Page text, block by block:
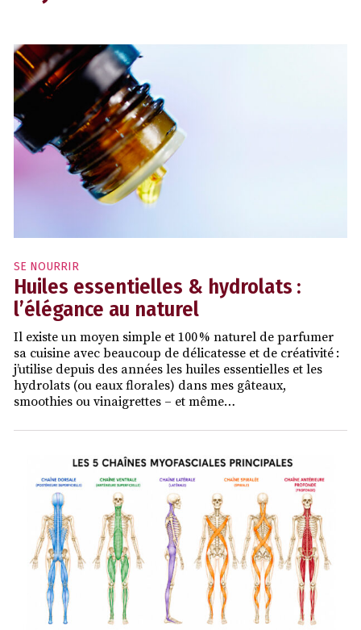
SE NOURRIR
Huiles essentielles & hydrolats :
l’élégance au naturel
Il existe un moyen simple et 100 % naturel de parfumer
sa cuisine avec beaucoup de délicatesse et de créativité :
j’utilise depuis des années les huiles essentielles et les
hydrolats (ou eaux florales) dans mes gâteaux,
smoothies ou vinaigrettes – et même…